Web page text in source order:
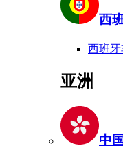
西
西班
亚洲
中